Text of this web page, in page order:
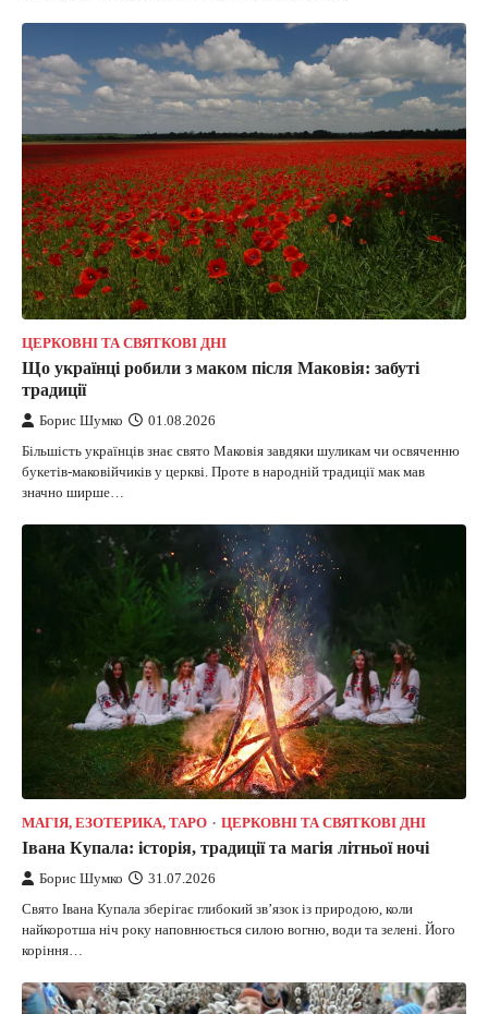
ЦЕРКОВНІ ТА СВЯТКОВІ ДНІ
Що українці робили з маком після Маковія: забуті
традиції
Борис Шумко 01.08.2026
Більшість українців знає свято Маковія завдяки шуликам чи освяченню
букетів-маковійчиків у церкві. Проте в народній традиції мак мав
значно ширше…
МАГІЯ, ЕЗОТЕРИКА, ТАРО ЦЕРКОВНІ ТА СВЯТКОВІ ДНІ
Івана Купала: історія, традиції та магія літньої ночі
Борис Шумко 31.07.2026
Свято Івана Купала зберігає глибокий зв’язок із природою, коли
найкоротша ніч року наповнюється силою вогню, води та зелені. Його
коріння…